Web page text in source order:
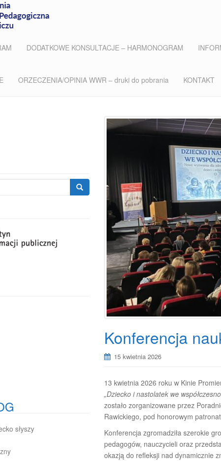
DODATKOWE KONSULTACJE – HARMONOGRAM
ORZECZENIA/OPINIA WWR – druki do pobrania KONTAKT
Konferencja
15 kwietnia 2026
13 kwietnia 2026 roku w Kinie
„Dziecko i nastolatek we
zostało zorganizowane przez
Rawickiego, pod honorowym
Konferencja zgromadziła szerokie
pedagogów, nauczycieli oraz
okazją do refleksji nad dynamicznie
słyszy